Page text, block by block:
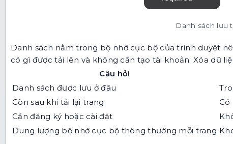
Danh sách lưu
Danh sách nằm trong bộ nhớ cục bộ của trình duyệt
có gì được tải lên và không cần tạo tài khoản. Xóa dữ
Câu hỏi
Danh sách được lưu ở đâu
Còn sau khi tải lại trang
Có
Cần đăng ký hoặc cài đặt
Dung lượng bộ nhớ cục bộ thông thường mỗi trang